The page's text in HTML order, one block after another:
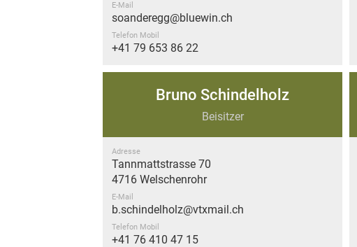
E-Mail
soanderegg@bluewin.ch
Telefon Mobil
+41 79 653 86 22
Bruno Schindelholz
Beisitzer
Adresse
Tannmattstrasse 70
4716 Welschenrohr
E-Mail
b.schindelholz@vtxmail.ch
Telefon Mobil
+41 76 410 47 15